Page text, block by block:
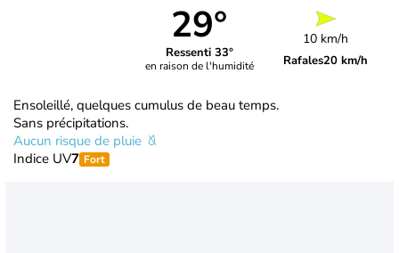
29°
Ressenti 33°
en raison de l'humidité
10 km/h
Rafales20 km/h
Ensoleillé, quelques cumulus de beau temps.
Sans précipitations.
Aucun risque de pluie
Indice UV7 Fort